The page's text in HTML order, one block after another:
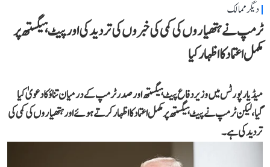
دیگر ممالک
ٹرمپ نے ہتھیاروں کی کمی کی خبروں کی تردید کی اور پیٹ ہیگستھ پر
مکمل اعتماد کا اظہار کیا
میڈیا رپورٹس میں وزیر دفاع پیٹ ہیگستھ اور صدر ٹرمپ کے درمیان تناؤ کا دعویٰ کیا
گیا، لیکن ٹرمپ نے پیٹ ہیگستھ پر مکمل اعتماد کا اظہار کرتے ہوئے اور ہتھیاروں کی کمی کی
تردید کی ہے۔